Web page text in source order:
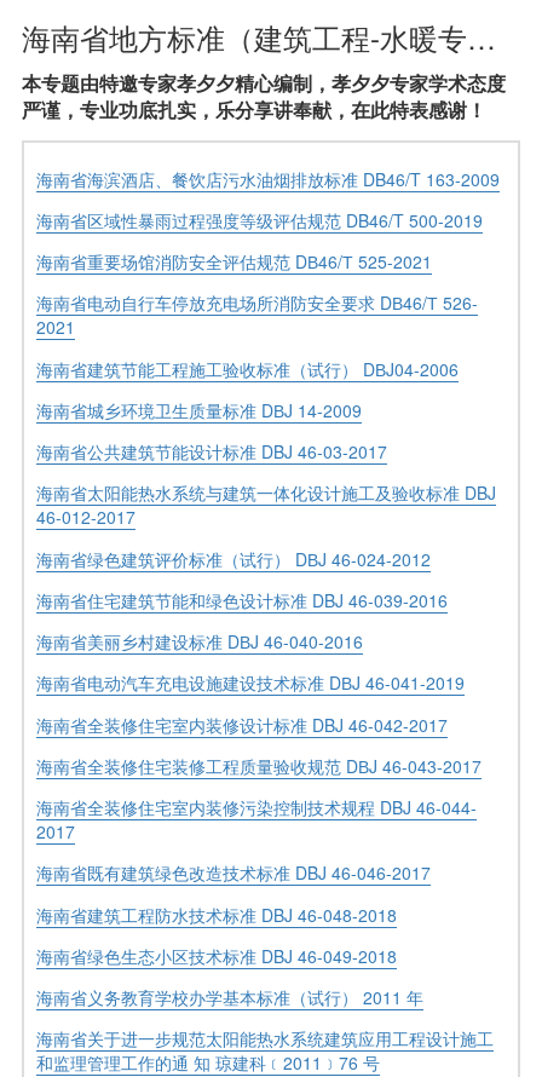
海南省地方标准（建筑工程-水暖专业-设计依据）
本专题由特邀专家孝夕夕精心编制，孝夕夕专家学术态度
严谨，专业功底扎实，乐分享讲奉献，在此特表感谢！
海南省海滨酒店、餐饮店污水油烟排放标准 DB46/T 163-2009
海南省区域性暴雨过程强度等级评估规范 DB46/T 500-2019
海南省重要场馆消防安全评估规范 DВ46/Т 525-2021
海南省电动自行车停放充电场所消防安全要求 DВ46/Т 526-
2021
海南省建筑节能工程施工验收标准（试行） DВJ04-2006
海南省城乡环境卫生质量标准 DВJ 14-2009
海南省公共建筑节能设计标准 DBJ 46-03-2017
海南省太阳能热水系统与建筑一体化设计施工及验收标准 DBJ
46-012-2017
海南省绿色建筑评价标准（试行） DВJ 46-024-2012
海南省住宅建筑节能和绿色设计标准 DBJ 46-039-2016
海南省美丽乡村建设标准 DВJ 46-040-2016
海南省电动汽车充电设施建设技术标准 DВJ 46-041-2019
海南省全装修住宅室内装修设计标准 DBJ 46-042-2017
海南省全装修住宅装修工程质量验收规范 DВJ 46-043-2017
海南省全装修住宅室内装修污染控制技术规程 DBJ 46-044-
2017
海南省既有建筑绿色改造技术标准 DBJ 46-046-2017
海南省建筑工程防水技术标准 DBJ 46-048-2018
海南省绿色生态小区技术标准 DBJ 46-049-2018
海南省义务教育学校办学基本标准（试行） 2011 年
海南省关于进一步规范太阳能热水系统建筑应用工程设计施工
和监理管理工作的通 知 琼建科﹝2011﹞76 号